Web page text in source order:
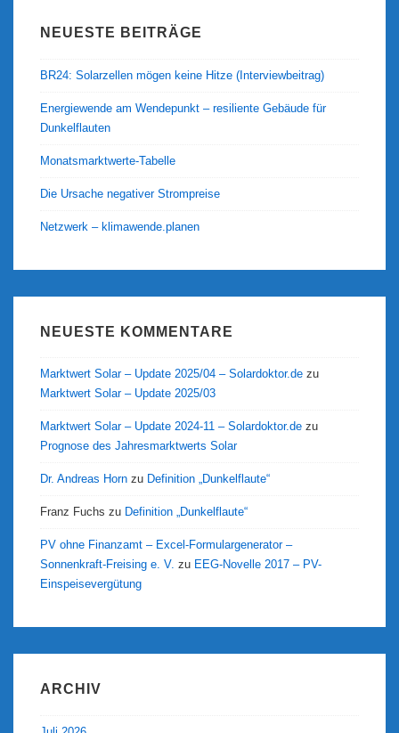
NEUESTE BEITRÄGE
BR24: Solarzellen mögen keine Hitze (Interviewbeitrag)
Energiewende am Wendepunkt – resiliente Gebäude für
Dunkelflauten
Monatsmarktwerte-Tabelle
Die Ursache negativer Strompreise
Netzwerk – klimawende.planen
NEUESTE KOMMENTARE
Marktwert Solar – Update 2025/04 – Solardoktor.de zu
Marktwert Solar – Update 2025/03
Marktwert Solar – Update 2024-11 – Solardoktor.de zu
Prognose des Jahresmarktwerts Solar
Dr. Andreas Horn zu Definition „Dunkelflaute“
Franz Fuchs zu Definition „Dunkelflaute“
PV ohne Finanzamt – Excel-Formulargenerator –
Sonnenkraft-Freising e. V. zu EEG-Novelle 2017 – PV-
Einspeisevergütung
ARCHIV